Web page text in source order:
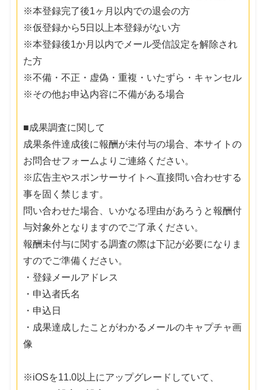
※本登録完了後1ヶ月以内での退会の方
※仮登録から5日以上本登録がない方
※本登録後1か月以内でメール受信設定を解除され
た方
※不備・不正・虚偽・重複・いたずら・キャンセル
※その他お申込内容に不備がある場合
■成果調査に関して
成果条件達成後に報酬が未付与の場合、本サイトの
お問合せフォームよりご連絡ください。
※広告主やスポンサーサイトへ直接問い合わせする
事を固く禁じます。
問い合わせた場合、いかなる理由があろうと報酬付
与対象外となりますのでご了承ください。
報酬未付与に関する調査の際は下記が必要になりま
すのでご準備ください。
・登録メールアドレス
・申込者氏名
・申込日
・成果達成したことがわかるメールのキャプチャ画
像
※iOSを11.0以上にアップグレードしていて、